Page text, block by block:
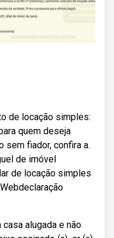
de locação simples:
quem deseja
sem fiador, confira a.
de imóvel
de locação simples
alugada e não